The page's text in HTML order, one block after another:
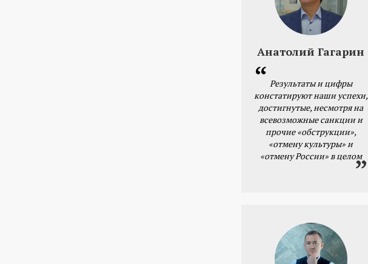
Анатолий Гагарин
Результаты и цифры
констатируют наши успехи,
достигнутые, несмотря на
всевозможные санкции и
прочие «обструкции»,
«отмену культуры» и
«отмену России» в целом